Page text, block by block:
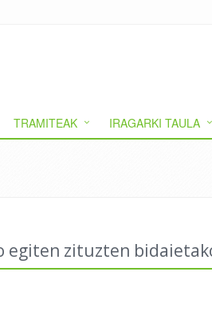
TRAMITEAK IRAGARKI TAULA
egiten zituzten